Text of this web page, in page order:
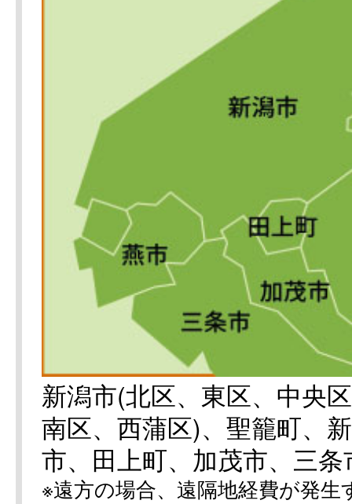
新潟市(北区、東区、中央
南区、西蒲区)、聖籠町、
市、田上町、加茂市、三
※遠方の場合、遠隔地経費が発